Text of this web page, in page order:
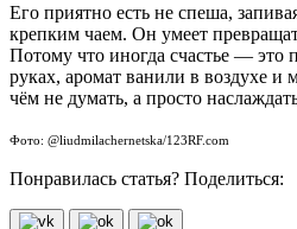
Его приятно есть не спеша,
крепким чаем. Он умеет
Потому что иногда счастье — это
руках, аромат ванили в воздухе и
чём не думать, а просто
Фото: @liudmilachernetska/123RF.com
Понравилась статья? Поделиться: